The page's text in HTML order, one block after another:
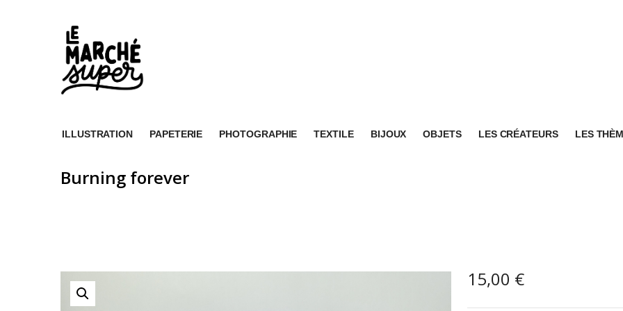
ILLUSTRATION PAPETERIE PHOTOGRAPHIE TEXTILE BIJOUX OBJETS LES CRÉATEURS LES
Burning forever
15,00 €